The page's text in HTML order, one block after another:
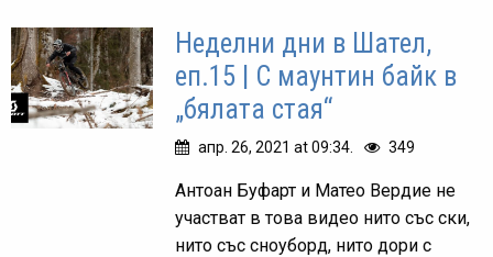
Неделни дни в Шател,
еп.15 | С маунтин байк в
„бялата стая“
апр. 26, 2021 at 09:34. 349
Антоан Буфарт и Матео Вердие не
участват в това видео нито със ски,
нито със сноуборд, нито дори с